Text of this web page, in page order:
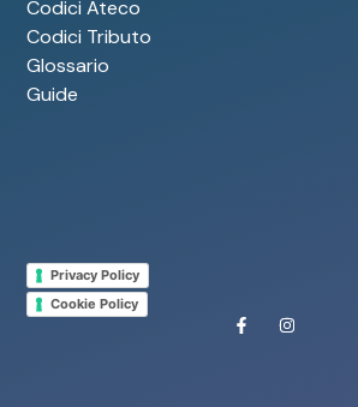
Privacy Policy
Cookie Policy
Codici Ateco
Codici Tributo
Glossario
Guide